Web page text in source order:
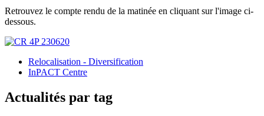
Retrouvez le compte rendu de la matinée en cliquant sur l'image ci-
dessous.
Relocalisation - Diversification
InPACT Centre
Actualités par tag